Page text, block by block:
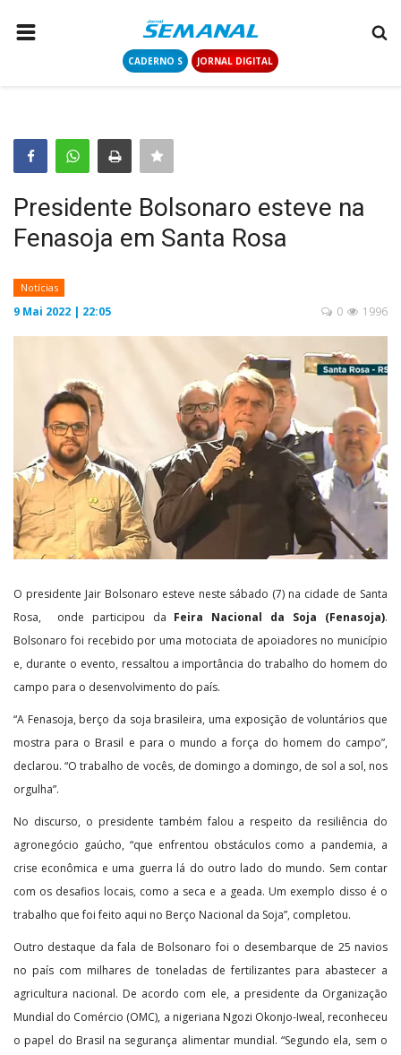
CADERNO S JORNAL DIGITAL
COLUNISTAS
CONTATO
LOGIN
CADASTRAR
CADERNO S
Presidente Bolsonaro esteve na
Fenasoja em Santa Rosa
Notícias
9 Mai 2022 | 22:05 1996
0
O presidente Jair Bolsonaro esteve neste sábado (7) na cidade de Santa
Rosa, onde participou da Feira Nacional da Soja (Fenasoja).
Bolsonaro foi recebido por uma motociata de apoiadores no município
e, durante o evento, ressaltou a importância do trabalho do homem do
campo para o desenvolvimento do país.
“A Fenasoja, berço da soja brasileira, uma exposição de voluntários que
mostra para o Brasil e para o mundo a força do homem do campo”,
declarou. “O trabalho de vocês, de domingo a domingo, de sol a sol, nos
orgulha”.
No discurso, o presidente também falou a respeito da resiliência do
agronegócio gaúcho, “que enfrentou obstáculos como a pandemia, a
crise econômica e uma guerra lá do outro lado do mundo. Sem contar
com os desafios locais, como a seca e a geada. Um exemplo disso é o
trabalho que foi feito aqui no Berço Nacional da Soja”, completou.
Outro destaque da fala de Bolsonaro foi o desembarque de 25 navios
no país com milhares de toneladas de fertilizantes para abastecer a
agricultura nacional. De acordo com ele, a presidente da Organização
Mundial do Comércio (OMC), a nigeriana Ngozi Okonjo-Iweal, reconheceu
o papel do Brasil na segurança alimentar mundial. “Segundo ela, sem o